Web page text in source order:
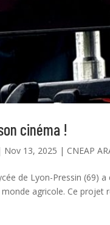
cinéma !
Nov 13, 2025 | CNEAP
de Lyon-Pressin (69)
agricole. Ce projet